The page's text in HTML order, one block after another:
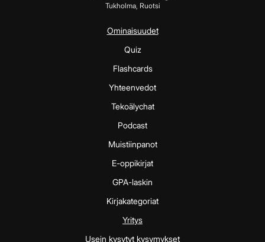
Tukholma, Ruotsi
Ominaisuudet
Quiz
Flashcards
Yhteenvedot
Tekoälychat
Podcast
Muistiinpanot
E-oppikirjat
GPA-laskin
Kirjakategoriat
Yritys
Usein kysytyt kysymykset